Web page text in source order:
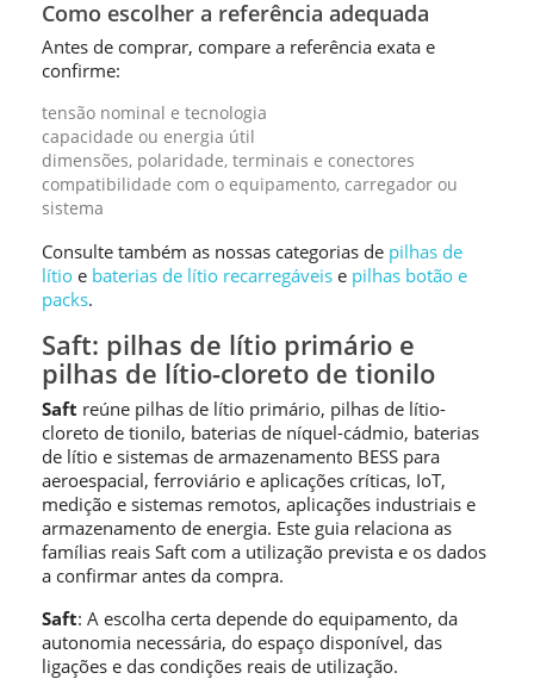
Como escolher a referência adequada
Antes de comprar, compare a referência exata e
confirme:
tensão nominal e tecnologia
capacidade ou energia útil
dimensões, polaridade, terminais e conectores
compatibilidade com o equipamento, carregador ou
sistema
Consulte também as nossas categorias de pilhas de
lítio e baterias de lítio recarregáveis e pilhas botão e
packs.
Saft: pilhas de lítio primário e
pilhas de lítio-cloreto de tionilo
Saft reúne pilhas de lítio primário, pilhas de lítio-
cloreto de tionilo, baterias de níquel-cádmio, baterias
de lítio e sistemas de armazenamento BESS para
aeroespacial, ferroviário e aplicações críticas, IoT,
medição e sistemas remotos, aplicações industriais e
armazenamento de energia. Este guia relaciona as
famílias reais Saft com a utilização prevista e os dados
a confirmar antes da compra.
Saft: A escolha certa depende do equipamento, da
autonomia necessária, do espaço disponível, das
ligações e das condições reais de utilização.